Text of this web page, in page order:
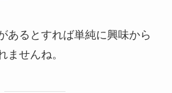
あるとすれば単純に興味から
ませんね。